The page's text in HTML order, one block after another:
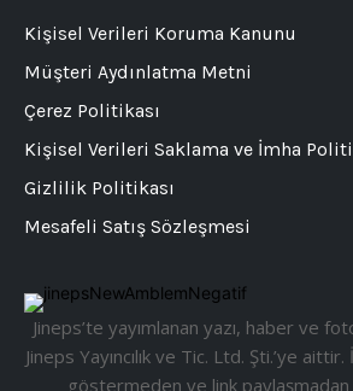
Jineps’te yayımlanan yazı, haber ve
Jineps Yayıncılık ve Tic. Ltd. Şti.’ye
göstermeden ve link paylaşmadan
Kişisel Verileri Koruma Kanunu
Müşteri Aydınlatma Metni
Çerez Politikası
Kişisel Verileri Saklama ve İmha
Gizlilik Politikası
Mesafeli Satış Sözleşmesi